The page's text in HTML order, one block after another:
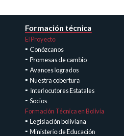
Formación técnica
El Proyecto
Conózcanos
Promesas de cambio
Avances logrados
Nuestra cobertura
Interlocutores Estatales
Socios
Formación Técnica en Bolivia
Legislación boliviana
Ministerio de Educación